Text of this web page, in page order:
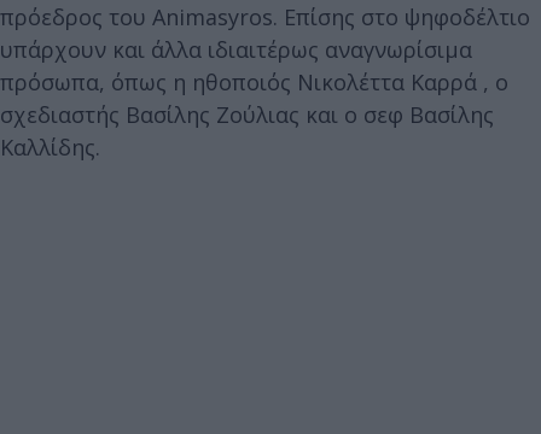
πρόεδρος του Animasyros. Επίσης στο ψηφοδέλτιο
υπάρχουν και άλλα ιδιαιτέρως αναγνωρίσιμα
πρόσωπα, όπως η ηθοποιός Νικολέττα Καρρά , ο
σχεδιαστής Βασίλης Ζούλιας και ο σεφ Βασίλης
Καλλίδης.